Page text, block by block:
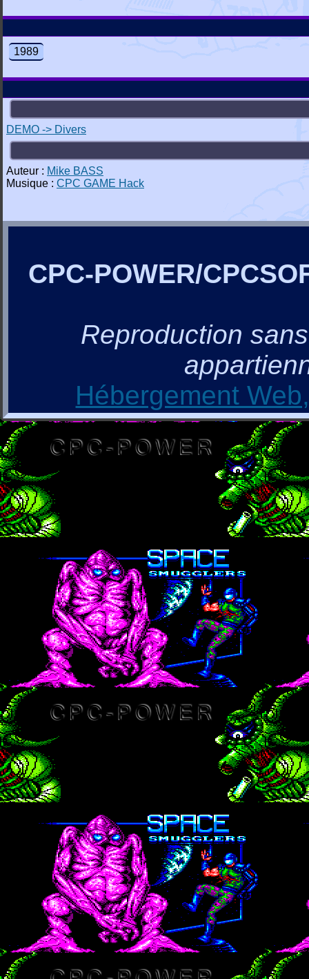
1989
DEMO -> Divers
Auteur : Mike BASS
Musique : CPC GAME Hack
CPC-POWER/
Reproduction
Hébergement